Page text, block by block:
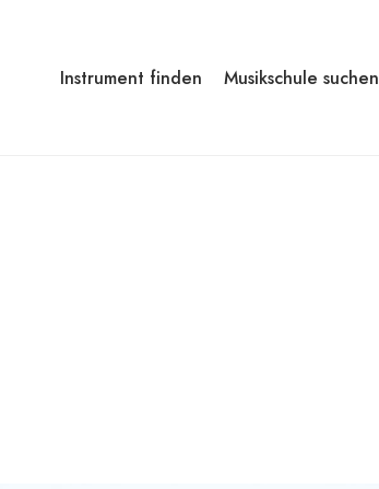
Instrument finden Musikschule suchen